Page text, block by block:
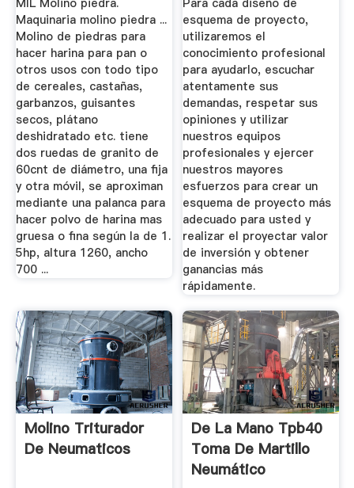
MIL Molino piedra.
Maquinaria molino piedra ...
Molino de piedras para
hacer harina para pan o
otros usos con todo tipo
de cereales, castañas,
garbanzos, guisantes
secos, plátano
deshidratado etc. tiene
dos ruedas de granito de
60cnt de diámetro, una fija
y otra móvil, se aproximan
mediante una palanca para
hacer polvo de harina mas
gruesa o fina según la de 1.
5hp, altura 1260, ancho
700 ...
Para cada diseño de
esquema de proyecto,
utilizaremos el
conocimiento profesional
para ayudarlo, escuchar
atentamente sus
demandas, respetar sus
opiniones y utilizar
nuestros equipos
profesionales y ejercer
nuestros mayores
esfuerzos para crear un
esquema de proyecto más
adecuado para usted y
realizar el proyectar valor
de inversión y obtener
ganancias más
rápidamente.
Molino Triturador
De Neumaticos
De La Mano Tpb40
Toma De Martillo
Neumático